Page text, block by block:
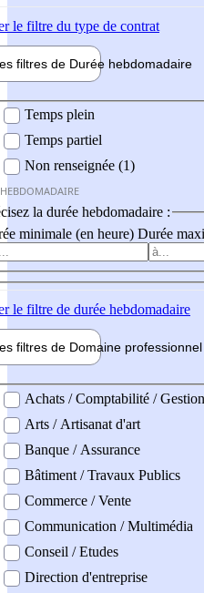
le filtre du type de contrat
filtres de Durée hebdomadaire
Temps plein
Temps partiel
Non renseignée (1)
la durée hebdomadaire :
minimale (en heure) Durée
le filtre de durée hebdomadaire
filtres de Domaine professionnel
professionel
Achats / Comptabilité / Gestion
Arts / Artisanat d'art
Banque / Assurance
Bâtiment / Travaux Publics
Commerce / Vente
Communication / Multimédia
Conseil / Etudes
Direction d'entreprise